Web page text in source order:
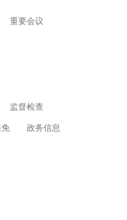
重要会议
监督检查
免 政务信息